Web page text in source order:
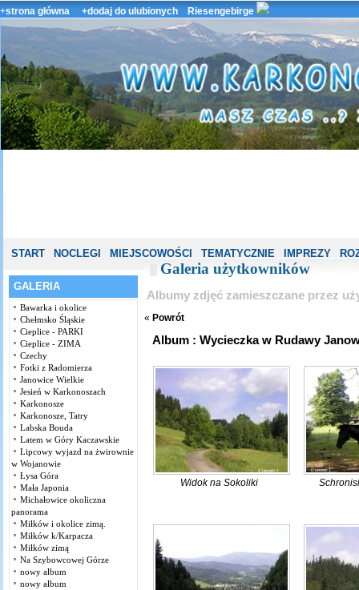
+strona główna +dodaj do ulubionych Riesengebirge
START NOCLEGI MIEJSCOWOŚCI TEMATYCZNIE IMPREZY
GALERIA
Bawarka i okolice
Chełmsko Śląskie
Cieplice - PARKI
Cieplice - ZIMA
Czechy
Fotki z Radomierza
Janowice Wielkie
Jesień w Karkonoszach
Karkonosze
Karkonosze, Tatry
Labska Bouda
Latem w Góry Kaczawskie
Lipcowy wyjazd na żwirownie
w Wojanowie
Łysa Góra
Mała Japonia
Michałowice okoliczna
panorama
Miłków i okolice zimą.
Miłków k/Karpacza
Miłków zimą
Na Szybowcowej Górze
nowy album
nowy album
Galeria użytkowników
Albumy zdjęć zamieszczane przez
« Powrót
Album : Wycieczka w Rudawy
Widok na Sokoliki